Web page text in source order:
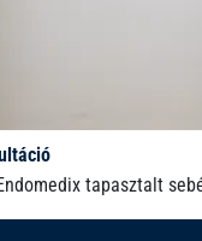
tapasztalt